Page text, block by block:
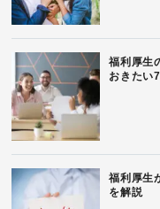
福利厚生
おきたい
福利厚生
を解説